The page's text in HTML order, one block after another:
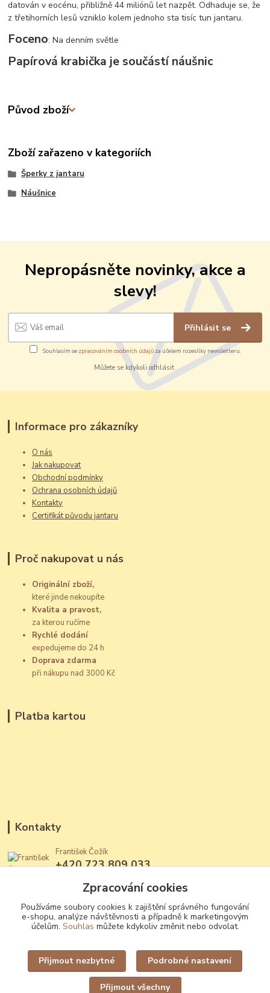
datován v eocénu, přibližně 44 miliónů let nazpět. Odhaduje se, že
z třetihorních lesů vzniklo kolem jednoho sta tisíc tun jantaru.
Foceno: Na denním světle
Papírová krabička je součástí náušnic
Původ zboží
Zboží zařazeno v kategoriích
Šperky z jantaru
Náušnice
Nepropásněte novinky, akce a
slevy!
Přihlásit se
Souhlasím se zpracováním osobních údajůza účelem rozesílky newsletteru.
Můžete se kdykoli odhlásit.
Informace pro zákazníky
O nás
Jak nakupovat
Obchodní podmínky
Ochrana osobních údajů
Kontakty
Certifikát původu jantaru
Proč nakupovat u nás
Originální zboží,
které jinde nekoupíte
Kvalita a pravost,
za kterou ručíme
Rychlé dodání
expedujeme do 24 h
Doprava zdarma
při nákupu nad 3000 Kč
Platba kartou
Kontakty
František Čožík
+420 723 809 033
Upravit sběr cookies.
Zpracování cookies
Používáme soubory cookies k zajištění správného fungování
e-shopu, analýze návštěvnosti a případně k marketingovým
účelům. Souhlas můžete kdykoliv změnit nebo odvolat.
Přijmout nezbytné Podrobné nastavení
Přijmout všechny